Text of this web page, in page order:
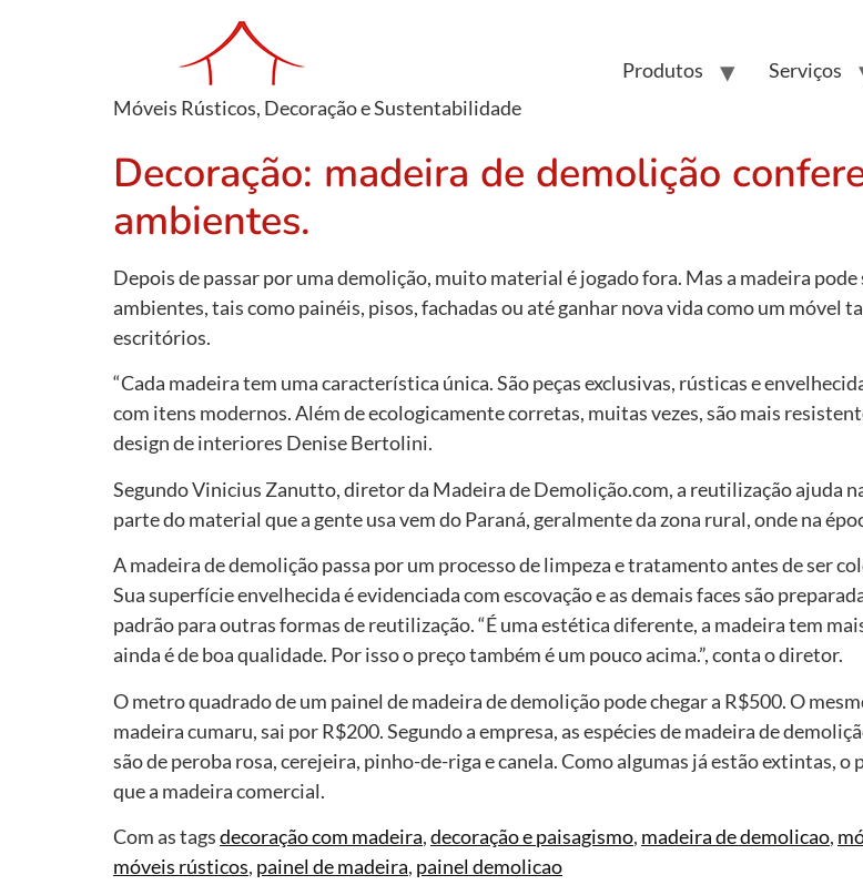
Móveis Rústicos, Decoração e Sustentabilidade
Produtos Serviços
Decoração: madeira de demolição
ambientes.
Depois de passar por uma demolição, muito material é jogado fora. Mas a madeira
ambientes, tais como painéis, pisos, fachadas ou até ganhar nova vida como um móvel
escritórios.
“Cada madeira tem uma característica única. São peças exclusivas, rústicas e
com itens modernos. Além de ecologicamente corretas, muitas vezes, são mais
design de interiores Denise Bertolini.
Segundo Vinicius Zanutto, diretor da Madeira de Demolição.com, a reutilização ajuda
parte do material que a gente usa vem do Paraná, geralmente da zona rural, onde na
A madeira de demolição passa por um processo de limpeza e tratamento antes de ser
Sua superfície envelhecida é evidenciada com escovação e as demais faces são
padrão para outras formas de reutilização. “É uma estética diferente, a madeira tem
ainda é de boa qualidade. Por isso o preço também é um pouco acima.”, conta o diretor.
O metro quadrado de um painel de madeira de demolição pode chegar a R$500. O
madeira cumaru, sai por R$200. Segundo a empresa, as espécies de madeira de
são de peroba rosa, cerejeira, pinho-de-riga e canela. Como algumas já estão extintas, o
que a madeira comercial.
Com as tagsdecoração com madeira,decoração e paisagismo, madeira de demolicao,
móveis rústicos, painel de madeira, painel demolicao